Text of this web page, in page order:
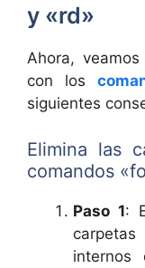
y «rd»
Ahora,
con los
siguientes
Elimina las
comandos
Paso 1: